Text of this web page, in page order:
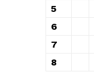
5
6
7
8